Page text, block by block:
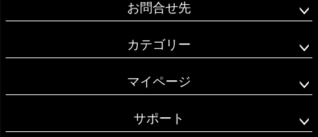
お問合せ先
カテゴリー
マイページ
サポート